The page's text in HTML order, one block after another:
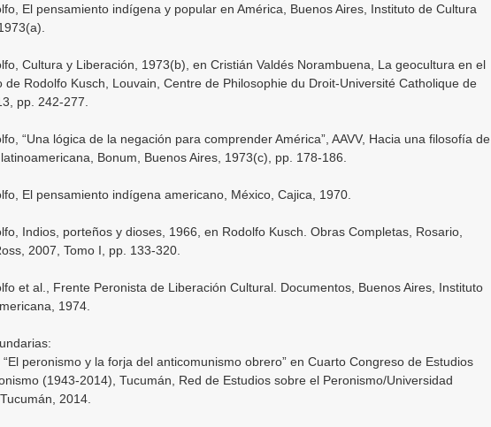
El pensamiento indígena y popular en América, Buenos Aires, Instituto de Cultura
Cultura y Liberación, 1973(b), en Cristián Valdés Norambuena, La geocultura en el
de Rodolfo Kusch, Louvain, Centre de Philosophie du Droit-Université Catholique de
pp. 242-277.
“Una lógica de la negación para comprender América”, AAVV, Hacia una filosofía de
Bonum, Buenos Aires, 1973(c), pp. 178-186.
El pensamiento indígena americano, México, Cajica, 1970.
Indios, porteños y dioses, 1966, en Rodolfo Kusch. Obras Completas, Rosario,
2007, Tomo I, pp. 133-320.
et al., Frente Peronista de Liberación Cultural. Documentos, Buenos Aires, Instituto
1974.
peronismo y la forja del anticomunismo obrero” en Cuarto Congreso de Estudios
(1943-2014), Tucumán, Red de Estudios sobre el Peronismo/Universidad
2014.